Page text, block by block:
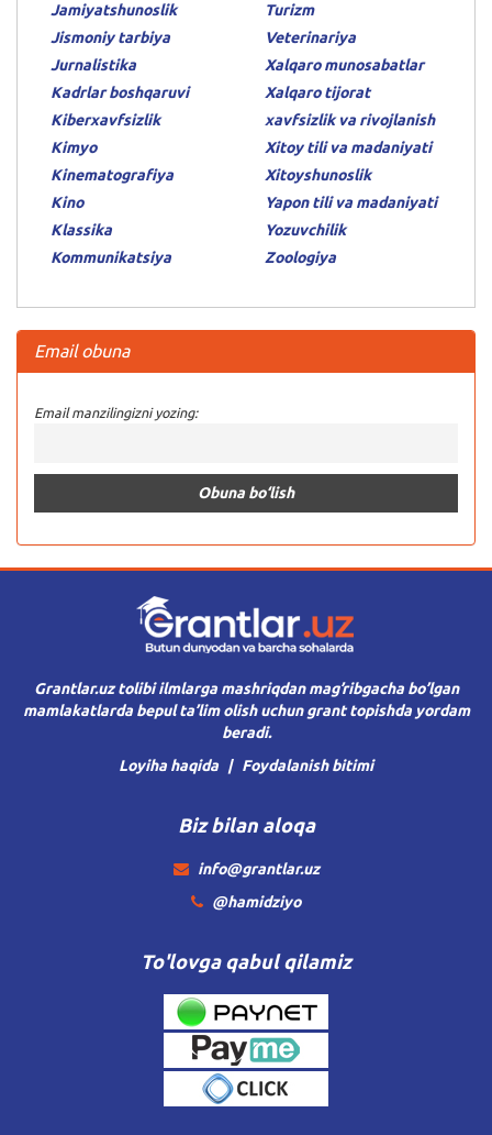
Jamiyatshunoslik
Jismoniy tarbiya
Jurnalistika
Kadrlar boshqaruvi
Kiberxavfsizlik
Kimyo
Kinematografiya
Kino
Klassika
Kommunikatsiya
Turizm
Veterinariya
Xalqaro munosabatlar
Xalqaro tijorat
xavfsizlik va rivojlanish
Xitoy tili va madaniyati
Xitoyshunoslik
Yapon tili va madaniyati
Yozuvchilik
Zoologiya
Email obuna
Email manzilingizni yozing:
Grantlar.uz tolibi ilmlarga mashriqdan mag’ribgacha bo’lgan
mamlakatlarda bepul ta’lim olish uchun grant topishda yordam
beradi.
Loyiha haqida
Foydalanish bitimi
Biz bilan aloqa
info@grantlar.uz
@hamidziyo
To'lovga qabul qilamiz